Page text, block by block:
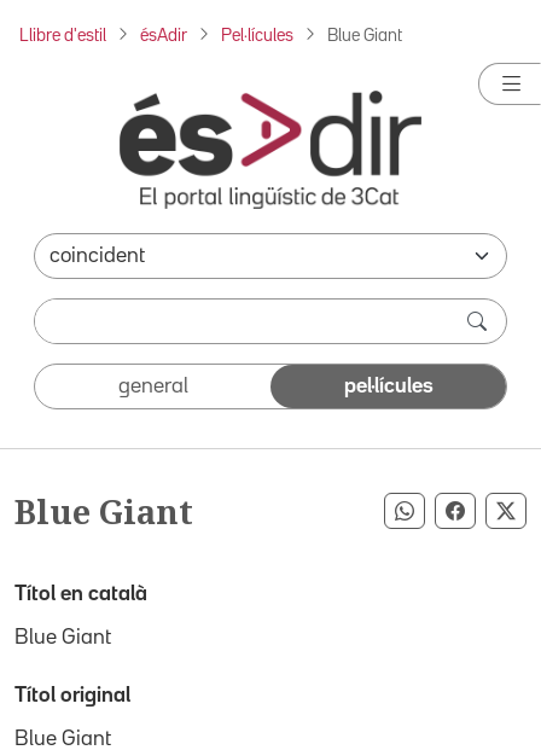
Llibre d'estil ésAdir Pel·lícules Blue Giant
general pel·lícules
Blue Giant Compartir
Títol en català
Blue Giant
Títol original
Blue Giant